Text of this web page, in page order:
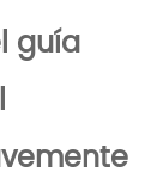
guía